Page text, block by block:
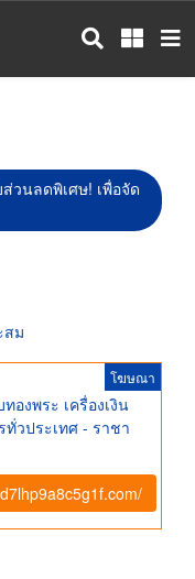
วนลดพิเศษ! เพื่อจัด
สม
โฆษณา
องพระ เครื่องเงิน
วประเทศ - ราชา